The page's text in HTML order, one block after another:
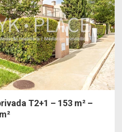
T2+1 – 153 m² –